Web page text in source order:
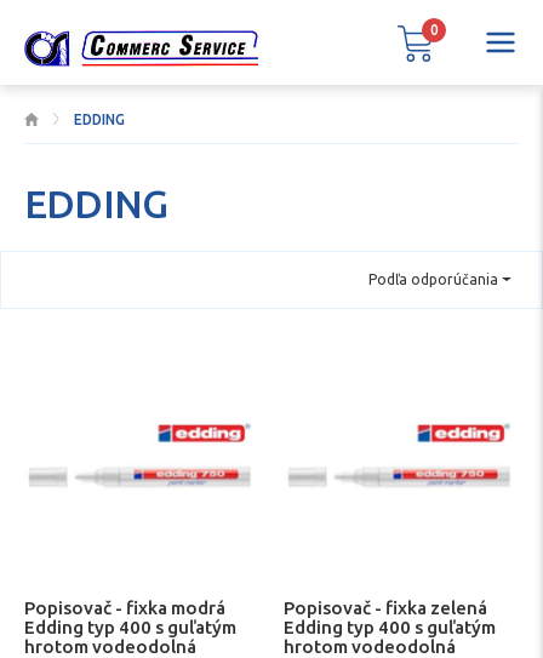
EDDING
EDDING
Podľa odporúčania
Popisovač - fixka modrá
Edding typ 400 s guľatým
hrotom vodeodolná
Popisovač - fixka zelená
Edding typ 400 s guľatým
hrotom vodeodolná
0